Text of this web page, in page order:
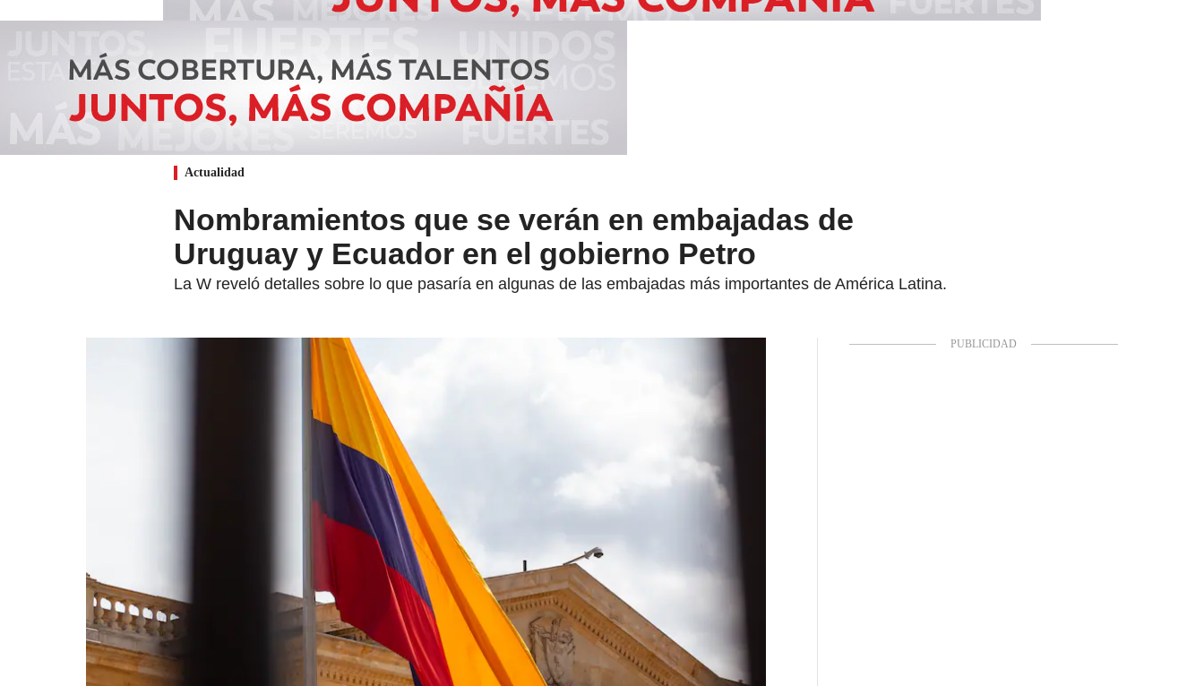
Actualidad
Nombramientos que se verán en embajadas de
Uruguay y Ecuador en el gobierno Petro
La W reveló detalles sobre lo que pasaría en algunas de las embajadas más importantes de América Latina.